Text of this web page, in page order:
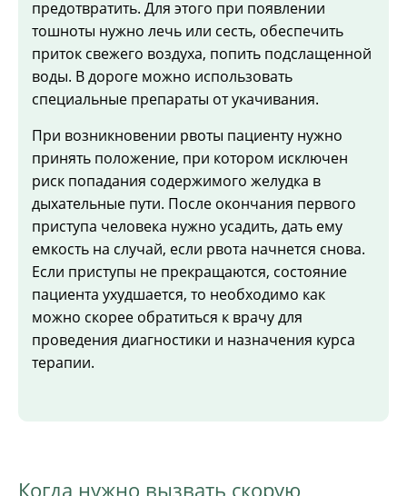
предотвратить. Для этого при появлении
тошноты нужно лечь или сесть, обеспечить
приток свежего воздуха, попить подслащенной
воды. В дороге можно использовать
специальные препараты от укачивания.
При возникновении рвоты пациенту нужно
принять положение, при котором исключен
риск попадания содержимого желудка в
дыхательные пути. После окончания первого
приступа человека нужно усадить, дать ему
емкость на случай, если рвота начнется снова.
Если приступы не прекращаются, состояние
пациента ухудшается, то необходимо как
можно скорее обратиться к врачу для
проведения диагностики и назначения курса
терапии.
Когда нужно вызвать скорую